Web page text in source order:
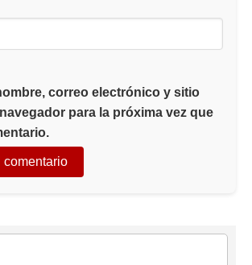
correo electrónico y sitio
para la próxima vez que